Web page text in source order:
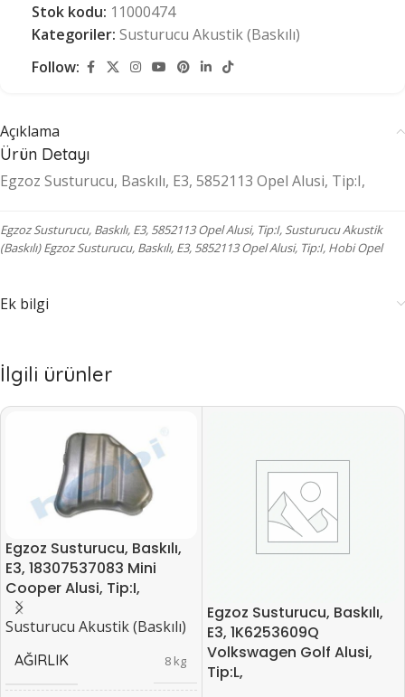
Stok kodu: 11000474
Kategoriler: Susturucu Akustik (Baskılı)
Follow:
Açıklama
Ürün Detayı
Egzoz Susturucu, Baskılı, E3, 5852113 Opel Alusi, Tip:I,
Egzoz Susturucu, Baskılı, E3, 5852113 Opel Alusi, Tip:I, Susturucu Akustik
(Baskılı) Egzoz Susturucu, Baskılı, E3, 5852113 Opel Alusi, Tip:I, Hobi Opel
Ek bilgi
İlgili ürünler
Egzoz Susturucu, Baskılı,
E3, 18307537083 Mini
Cooper Alusi, Tip:I,
Susturucu Akustik (Baskılı)
AĞIRLIK 8 kg
Egzoz Susturucu, Baskılı,
E3, 1K6253609Q
Volkswagen Golf Alusi,
Tip:L,